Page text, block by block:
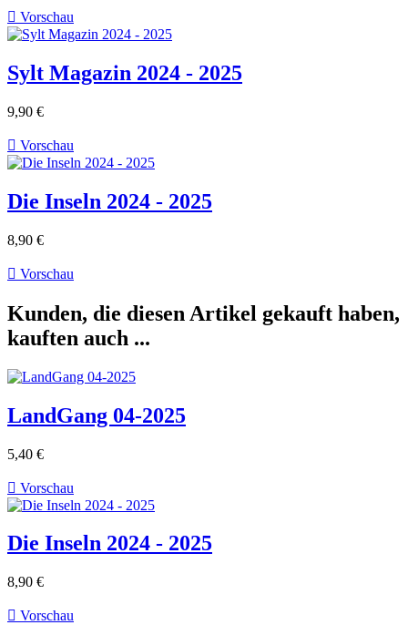
 Vorschau
Sylt Magazin 2024 - 2025
9,90 €
 Vorschau
Die Inseln 2024 - 2025
8,90 €
 Vorschau
Kunden, die diesen Artikel gekauft haben,
kauften auch ...
LandGang 04-2025
5,40 €
 Vorschau
Die Inseln 2024 - 2025
8,90 €
 Vorschau